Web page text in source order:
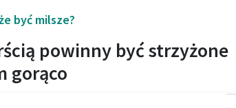
być milsze?
powinny być strzyżone
gorąco